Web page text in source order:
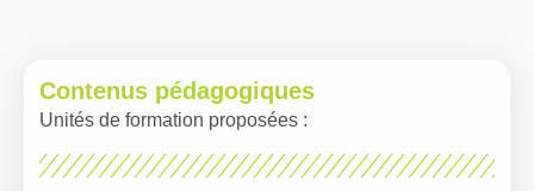
Contenus pédagogiques
Unités de formation proposées :